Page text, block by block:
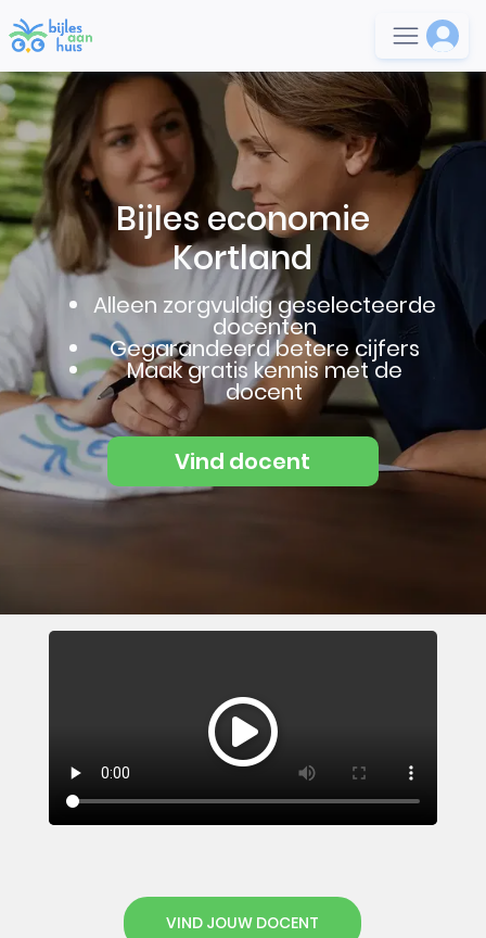
Bijles economie
Kortland
Alleen zorgvuldig geselecteerde
docenten
Gegarandeerd betere cijfers
Maak gratis kennis met de
docent
Vind docent
VIND JOUW DOCENT